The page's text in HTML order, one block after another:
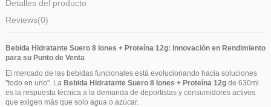
Detalles del producto
Reviews(0)
Bebida Hidratante Suero 8 Iones + Proteína 12g: Innovación en Rendimiento
para su Punto de Venta
El mercado de las bebidas funcionales está evolucionando hacia soluciones
"todo en uno". La Bebida Hidratante Suero 8 Iones + Proteína 12g de 630ml
es la respuesta técnica a la demanda de deportistas y consumidores activos
que exigen más que solo agua o azúcar.